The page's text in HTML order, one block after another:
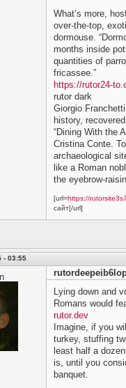
What’s more,
over-the-top,
dormouse.
months inside
quantities of
fricassee.”
https://rutor24-
rutor dark
Giorgio
history,
“Dining With the
Cristina Conte.
archaeological
like a Roman
the eyebrow-
[url=https://
сайт[/url]
- 03:55
Lying down and
Romans would
rutor.dev
Imagine, if you
turkey, stuffing
least half a
is, until you
banquet.